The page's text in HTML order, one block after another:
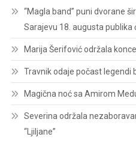
“Magla band” puni dvorane
Sarajevu 18. augusta
Marija Šerifović održala
Travnik odaje počast legendi
Magična noć sa Amirom
Severina održala
“Ljiljane”